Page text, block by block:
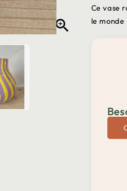

Ce vase
le monde